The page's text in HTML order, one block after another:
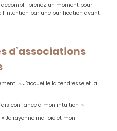
prenez un moment pour
l’intention par une purification avant
d’associations
: « J’accueille la tendresse et la
confiance à mon intuition. »
Je rayonne ma joie et mon